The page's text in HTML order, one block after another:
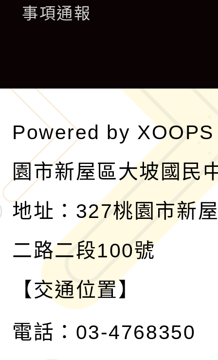
單
事項通報
Powered by XOOPS
園市新屋區大坡國民
地址：327桃園市新
二路二段100號
【交通位置】
電話：03-4768350